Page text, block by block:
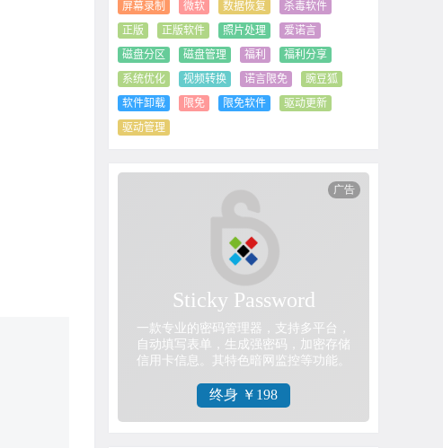
屏幕录制
微软 数据恢复
杀毒软件
正版
正版软件 照片处理
爱诺言
磁盘分区
磁盘管理 福利
福利分享
系统优化
视频转换 诺言限免
豌豆狐
软件卸载
限免 限免软件
驱动更新
驱动管理